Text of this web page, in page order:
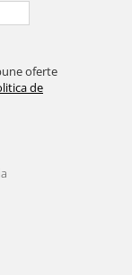
oferte
de